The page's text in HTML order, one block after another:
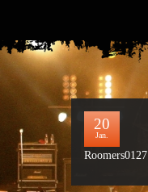
20
Jan.
Roomers0127